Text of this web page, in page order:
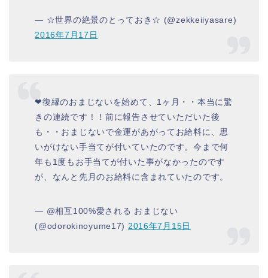
— ☆世界の絶景のとっておき☆ (@zekkeiiyasare)
2016年7月17日
❤復縁のおまじないを始めて、1ヶ月・・本当に驚
きの連続です！！前に報告させていただいた後
も・・おまじないで金運があがってお給料に、思
いがけない手当てが付いていたのです。今まで何
年も1度もお手当てが付いた事がなかったのです
が、なんと先月のお給料に含まれていたのです。
— @相互100%愛される おまじない
(@odorokinoyume17) 2016年7月15日